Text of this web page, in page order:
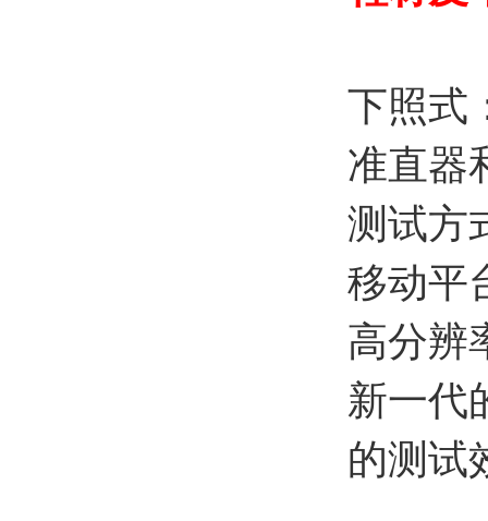
下照式
准直器
测试方
移动平
高分辨
新一代
的测试